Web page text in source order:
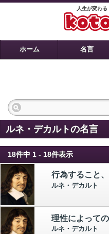
人生が変わ
ホーム 名言
ルネ・デカルトの名言
18件中 1 - 18件表示
ルネ・デカルト
理性によって
ルネ・デカルト